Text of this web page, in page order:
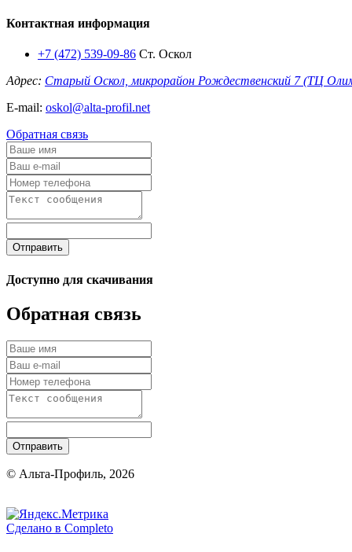
Контактная информация
+7 (472) 539-09-86 Ст. Оскол
Адрес: Старый Оскол, микрорайон Рождественский 7 (ТЦ
E-mail: oskol@alta-profil.net
Обратная связь
Отправить
Доступно для скачивания
Обратная связь
Отправить
© Альта-Профиль, 2026
Сделано в Completo